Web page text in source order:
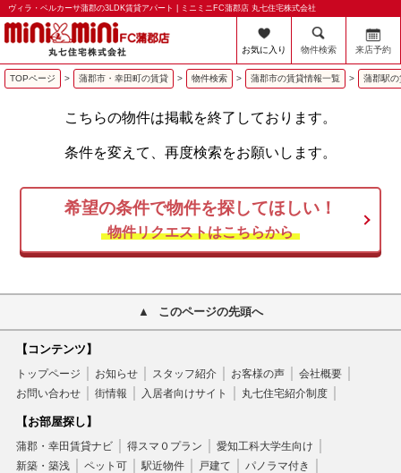
ヴィラ・ベルカーサ蒲郡の3LDK賃貸アパート | ミニミニFC蒲郡店 丸七住宅株式会社
お気に入り 物件検索 来店予約
TOPページ > 蒲郡市・幸田町の賃貸 > 物件検索 > 蒲郡市の賃貸情報一覧 > 蒲郡駅
こちらの物件は掲載を終了しております。
条件を変えて、再度検索をお願いします。
希望の条件で物件を探してほしい！
物件リクエストはこちらから
このページの先頭へ
【コンテンツ】
トップページ お知らせ スタッフ紹介 お客様の声
会社概要
お問い合わせ
街情報 入居者向けサイト 丸七住宅紹介制度
【お部屋探し】
蒲郡・幸田賃貸ナビ 得スマ０プラン
愛知工科大学生向け
新築・築浅
ペット可 駅近物件 戸建て パノラマ付き